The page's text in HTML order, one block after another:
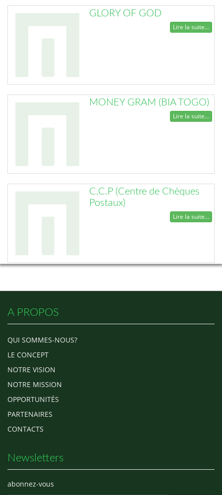
GLORY OF GOD
Lire la suite...
MONEY GRAM (BIA TOGO)
Lire la suite...
C.C.P (Centre de Chèques
Postaux)
Lire la suite...
A PROPOS
QUI SOMMES-NOUS?
LE CONCEPT
NOTRE VISION
NOTRE MISSION
OPPORTUNITÉS
PARTENAIRES
CONTACTS
Newsletters
abonnez-vous